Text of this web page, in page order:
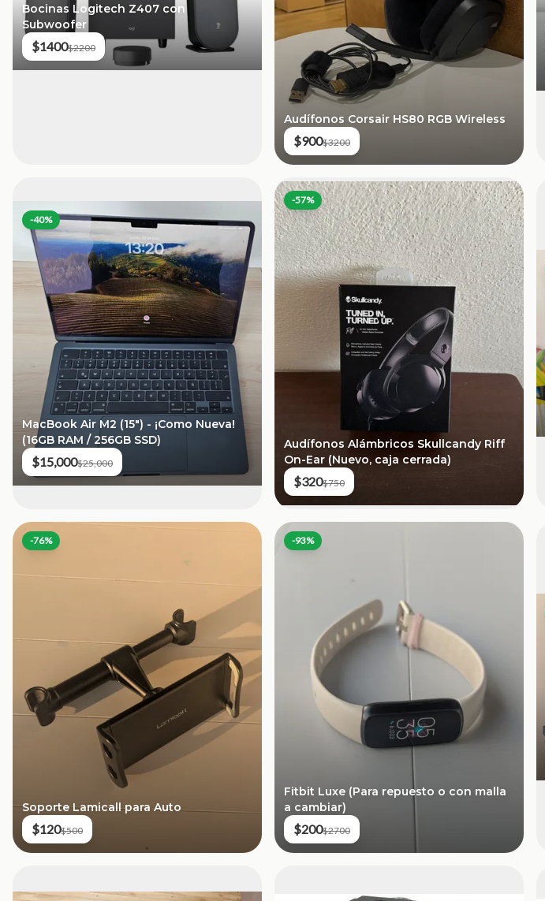
Bocinas Logitech Z407 con
Subwoofer
$1400$2200
Audífonos Corsair HS80 RGB Wireless
$900$3200
-40%
MacBook Air M2 (15") - ¡Como Nueva!
(16GB RAM / 256GB SSD)
$15,000$25,000
-57%
Audífonos Alámbricos Skullcandy Riff
On-Ear (Nuevo, caja cerrada)
$320$750
-76%
Soporte Lamicall para Auto
$120$500
-93%
Fitbit Luxe (Para repuesto o con malla
a cambiar)
$200$2700